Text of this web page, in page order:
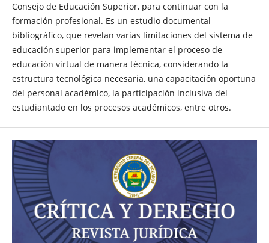
Consejo de Educación Superior, para continuar con la
formación profesional. Es un estudio documental
bibliográfico, que revelan varias limitaciones del sistema de
educación superior para implementar el proceso de
educación virtual de manera técnica, considerando la
estructura tecnológica necesaria, una capacitación oportuna
del personal académico, la participación inclusiva del
estudiantado en los procesos académicos, entre otros.